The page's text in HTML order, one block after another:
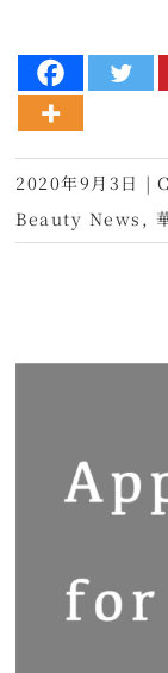
2020年9月3日 |
Beauty News ,